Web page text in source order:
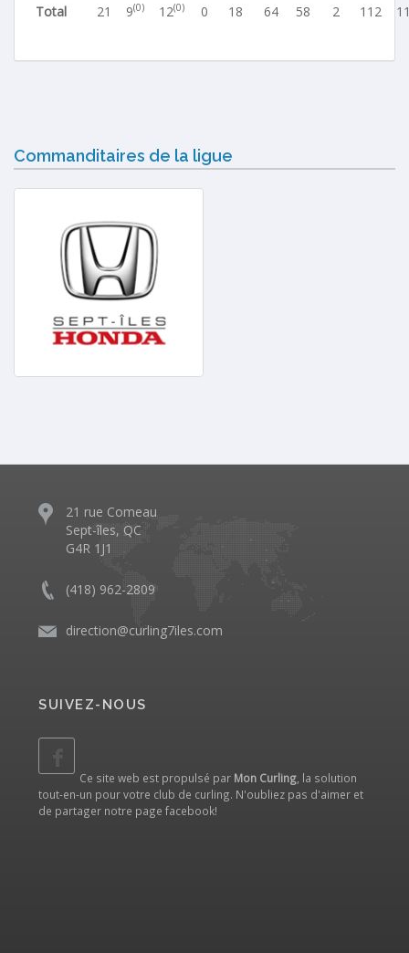
Total 21 9(0) 12(0) 0 18 64 58 2 112
Commanditaires de la ligue
21 rue Comeau
Sept-îles, QC
G4R 1J1
(418) 962-2809
direction@curling7iles.com
SUIVEZ-NOUS
Ce site web est propulsé par Mon Curling, la solution
tout-en-un pour votre club de curling. N'oubliez pas d'aimer et
de partager notre page facebook!